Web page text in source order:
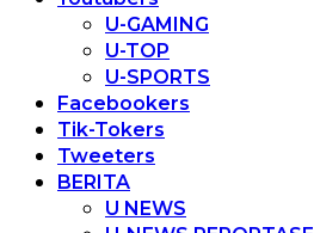
U-GAMING
U-TOP
U-SPORTS
Facebookers
Tik-Tokers
Tweeters
BERITA
U NEWS